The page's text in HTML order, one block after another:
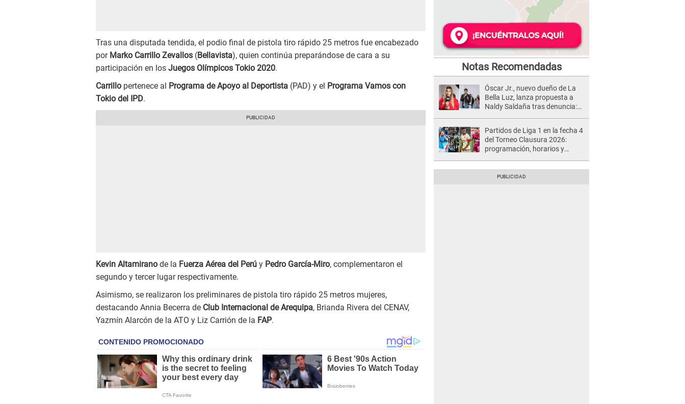
Tras una disputada tendida, el podio final de pistola tiro rápido 25 metros fue encabezado
por Marko Carrillo Zevallos (Bellavista), quien continúa preparándose de cara a su
participación en los Juegos Olímpicos Tokio 2020.
Carrillo pertenece al Programa de Apoyo al Deportista (PAD) y el Programa Vamos con
Tokio del IPD.
Kevin Altamirano de la Fuerza Aérea del Perú y Pedro García-Miro, complementaron el
segundo y tercer lugar respectivamente.
Asimismo, se realizaron los preliminares de pistola tiro rápido 25 metros mujeres,
destacando Annia Becerra de Club Internacional de Arequipa, Brianda Rivera del CENAV,
Yazmín Alarcón de la ATO y Liz Carrión de la FAP.
Notas Recomendadas
Óscar Jr., nuevo dueño de La
Bella Luz, lanza propuesta a
Naldy Saldaña tras denuncia:
Partidos de Liga 1 en la fecha 4
del Torneo Clausura 2026:
programación, horarios y